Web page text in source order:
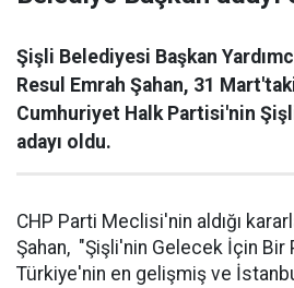
Şişli Belediyesi Başkan
Resul Emrah Şahan, 31
Cumhuriyet Halk Partisi'nin
adayı oldu.
CHP Parti Meclisi'nin aldığı
Şahan, "Şişli'nin Gelecek İçin Bir
Türkiye'nin en gelişmiş ve